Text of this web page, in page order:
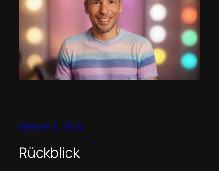
Oktober 3, 2024
Rückblick